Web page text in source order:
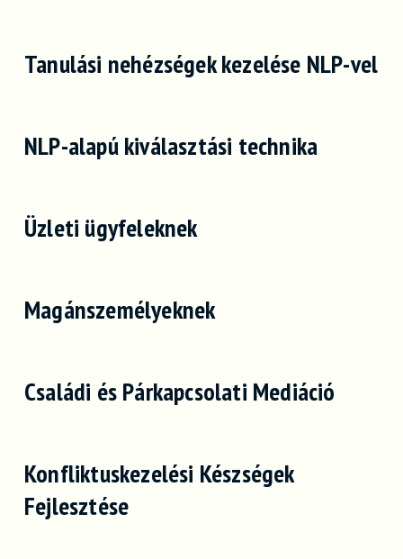
Tanulási nehézségek kezelése NLP-vel
NLP-alapú kiválasztási technika
Üzleti ügyfeleknek
Magánszemélyeknek
Családi és Párkapcsolati Mediáció
Konfliktuskezelési Készségek
Fejlesztése